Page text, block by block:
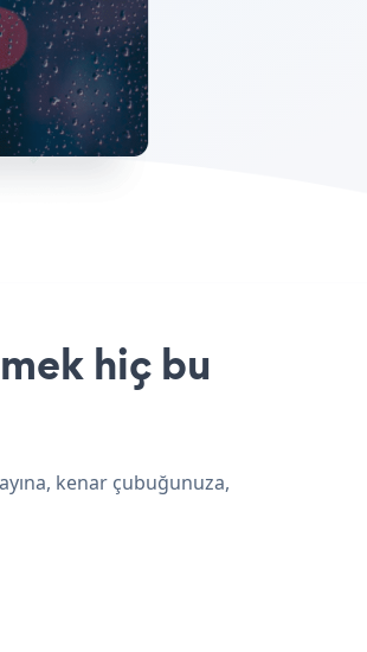
hiç bu
kenar çubuğunuza,